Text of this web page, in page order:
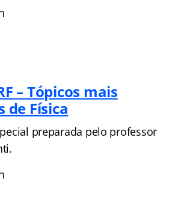
– Tópicos mais
Física
preparada pelo professor